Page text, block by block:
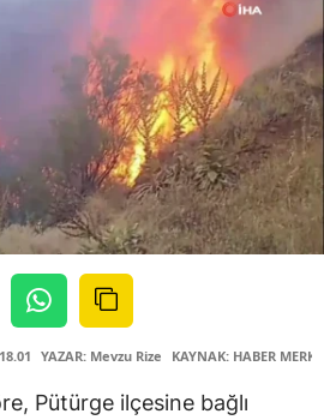
YAZAR: Mevzu Rize KAYNAK: HABER
Pütürge ilçesine bağlı